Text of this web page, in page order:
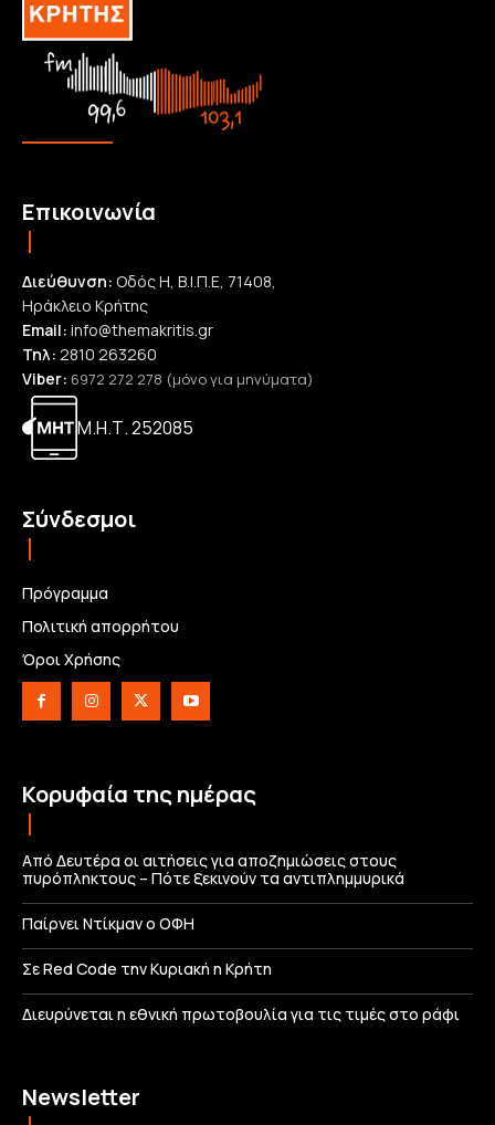
Επικοινωνία
Διεύθυνση: Οδός Η, Β.Ι.Π.Ε, 71408,
Ηράκλειο Κρήτης
Email: info@themakritis.gr
Τηλ: 2810 263260
Viber: 6972 272 278 (μόνο για μηνύματα)
Μ.Η.Τ. 252085
Σύνδεσμοι
Πρόγραμμα
Πολιτική απορρήτου
Όροι Χρήσης
Κορυφαία της ημέρας
Από Δευτέρα οι αιτήσεις για αποζημιώσεις στους
πυρόπληκτους – Πότε ξεκινούν τα αντιπλημμυρικά
Παίρνει Ντίκμαν ο ΟΦΗ
Σε Red Code την Κυριακή η Κρήτη
Διευρύνεται η εθνική πρωτοβουλία για τις τιμές στο ράφι
Newsletter